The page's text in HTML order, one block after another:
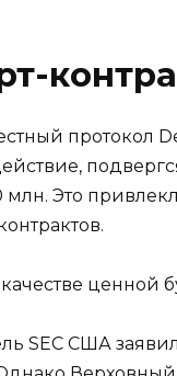
протокол
млн. Это
ценной
SEC США